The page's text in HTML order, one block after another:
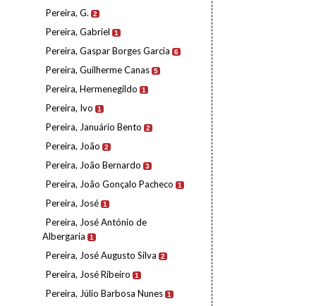
Pereira, G. 2
Pereira, Gabriel 1
Pereira, Gaspar Borges Garcia 6
Pereira, Guilherme Canas 5
Pereira, Hermenegildo 1
Pereira, Ivo 1
Pereira, Januário Bento 2
Pereira, João 2
Pereira, João Bernardo 3
Pereira, João Gonçalo Pacheco 1
Pereira, José 1
Pereira, José António de
Albergaria
1
Pereira, José Augusto Silva 2
Pereira, José Ribeiro 1
Pereira, Júlio Barbosa Nunes 1